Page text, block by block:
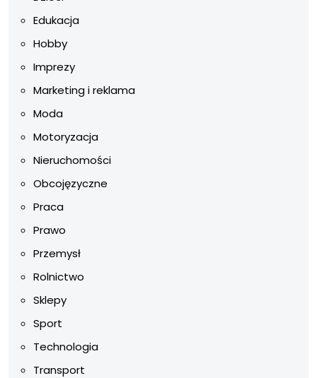
Edukacja
Hobby
Imprezy
Marketing i reklama
Moda
Motoryzacja
Nieruchomości
Obcojęzyczne
Praca
Prawo
Przemysł
Rolnictwo
Sklepy
Sport
Technologia
Transport